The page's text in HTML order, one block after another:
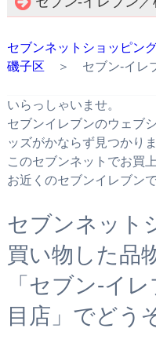
セブンネットショッピン
磯子区 ＞ セブン‐イレ
いらっしゃいませ。
セブンイレブンのウェブ
ッズがかならず見つかりま
このセブンネットでお買
お近くのセブンイレブン
セブンネット
買い物した品
「セブン‐イ
目店」でどう